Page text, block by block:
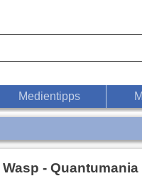
Medientipps
- Quantumania